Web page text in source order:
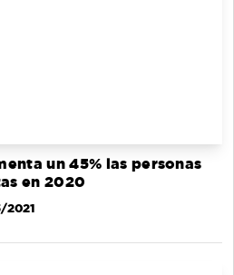
un 45% las personas
en 2020
2021